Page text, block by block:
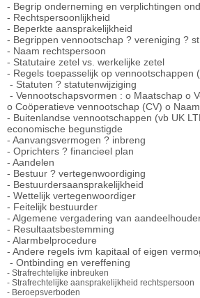
- Begrip onderneming en verplichtingen
- Rechtspersoonlijkheid
- Beperkte aansprakelijkheid
- Begrippen vennootschap ? vereniging ?
- Naam rechtspersoon
- Statutaire zetel vs. werkelijke zetel
- Regels toepasselijk op
- Statuten ? statutenwijziging
- Vennootschapsvormen : o Maatschap o
o Coöperatieve vennootschap (CV) o
- Buitenlandse vennootschappen (vb UK
economische begunstigde
- Aanvangsvermogen ? inbreng
- Oprichters ? financieel plan
- Aandelen
- Bestuur ? vertegenwoordiging
- Bestuurdersaansprakelijkheid
- Wettelijk vertegenwoordiger
- Feitelijk bestuurder
- Algemene vergadering van
- Resultaatsbestemming
- Alarmbelprocedure
- Andere regels ivm kapitaal of eigen
- Ontbinding en vereffening
- Strafrechtelijke inbreuken
- Strafrechtelijke aansprakelijkheid rechtspersoon
- Beroepsverboden